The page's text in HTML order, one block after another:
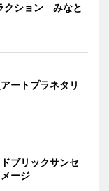
クション みなと
ートプラネタリ
ブリックサンセ
メージ